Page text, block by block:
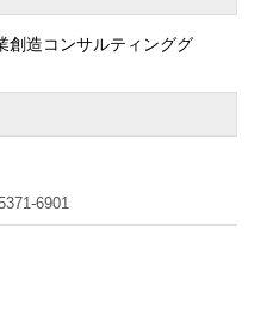
創造コンサルティンググ
6901